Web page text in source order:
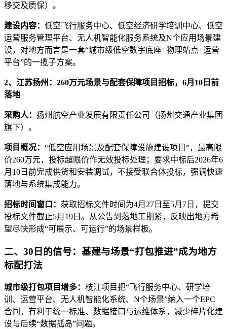
移交及质保）。
建设内容： 低空飞行服务中心、低空经济研学培训中心、低空
运营服务管理平台、无人机智能化服务系统及N个应用场景建
设，对地方而言是一套“城市级低空数字底座+物理站点+运营
平台”的一揽子方案。
2、江苏扬州：260万元场景与配套保障项目招标，6月10日前
落地
采购人： 扬州航空产业发展有限责任公司（扬州交通产业集团
旗下）。
项目概况： “低空应用场景及配套保障设施建设项目”，最高限
价260万元，投标超限价作无效投标处理；要求中标后2026年6
月10日前完成供货和安装调试，不接受联合体投标，强调快速
落地与系统集成能力。
招标时间窗口： 获取招标文件时间为4月27日至5月7日，提交
投标文件截止5月19日。从公告到落地工期紧，反映出地方希
望尽快形成“可展示、可运行”的场景样板。
二、30日的信号：基建与场景“打包推进”成为地方
标配打法
城市级打包项目增多： 枝江项目把“飞行服务中心、研学培
训、运营平台、无人机智能化系统、N个场景”纳入一个EPC
合同，有利于统一标准、数据接口与运维体系，减少碎片化建
设与后续“数据孤岛”问题。